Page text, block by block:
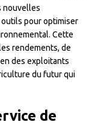
nouvelles
pour optimiser
Cette
rendements, de
des exploitants
du futur qui
de